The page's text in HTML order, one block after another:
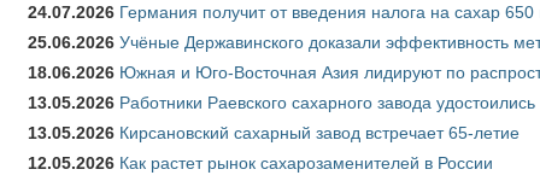
24.07.2026 Германия получит от введения налога на сахар
25.06.2026 Учёные Державинского доказали эффективность
18.06.2026 Южная и Юго-Восточная Азия лидируют по
13.05.2026 Работники Раевского сахарного завода удостоились
13.05.2026 Кирсановский сахарный завод встречает 65-летие
12.05.2026 Как растет рынок сахарозаменителей в России